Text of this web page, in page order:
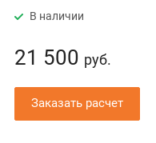
В наличии
21 500 руб.
Заказать расчет